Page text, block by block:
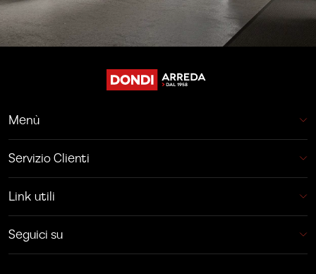
Menù
Servizio Clienti
Link utili
Seguici su